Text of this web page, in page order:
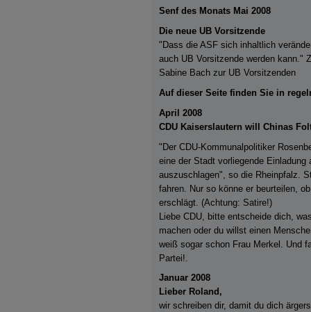
Senf des Monats Mai 2008
Die neue UB Vorsitzende
"Dass die ASF sich inhaltlich
auch UB Vorsitzende werden kann."
Sabine Bach zur UB Vorsitzenden
Auf dieser Seite finden Sie in
April 2008
CDU Kaiserslautern will Chinas
"Der CDU-Kommunalpolitiker
eine der Stadt vorliegende
auszuschlagen", so die Rheinpfalz.
fahren. Nur so könne er beurteilen,
erschlägt. (Achtung: Satire!)
Liebe CDU, bitte entscheide dich,
machen oder du willst einen
weiß sogar schon Frau Merkel. Und
Partei!.
Januar 2008
Lieber Roland,
wir schreiben dir, damit du dich